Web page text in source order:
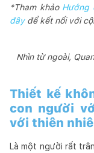
*Tham khảo Hướng
đâyđể kết nối với
Nhìn từ ngoài,
Thiết kế
con người
với thiên
Là một người rất